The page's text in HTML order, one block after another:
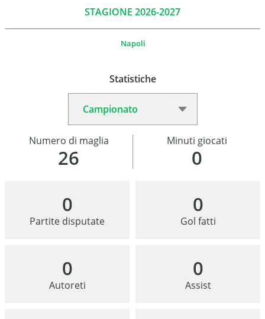
STAGIONE 2026-2027
Napoli
Statistiche
26
Numero di maglia
0
Minuti giocati
0
Partite disputate
0
Gol fatti
0
Autoreti
0
Assist